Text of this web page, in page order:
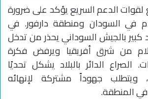
لقوات الدعم السريع يؤكد على ضرورة
في السودان ومنطقة دارفور. في
كبير بالجيش السوداني يحذر من تدخل
من شرق أفريقيا ويرفض فكرة
الصراع الدائر بالبلاد يشكل تحديًا
ويتطلب جهوداً مشتركة لإنهائه
في المنطقة.